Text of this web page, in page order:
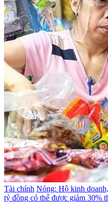
Tài chính Nóng: Hộ kinh
tỷ đồng có thể được giảm 30%